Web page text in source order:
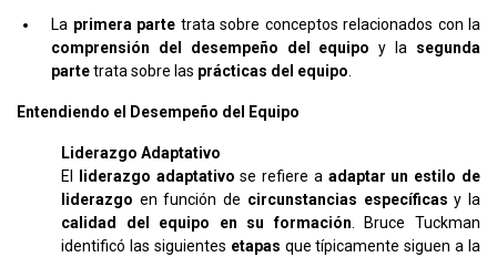
La primera parte trata sobre conceptos relacionados con la
comprensión del desempeño del equipo y la segunda
partetrata sobre las prácticas del equipo
Entendiendo el Desempeño del Equipo
Liderazgo Adaptativo
El liderazgo adaptativo se refiere a adaptar un estilo de
liderazgo en función de circunstancias específicas y la
calidad del equipo en su formación . Bruce Tuckman
identificó las siguientes etapas que típicamente siguen a la